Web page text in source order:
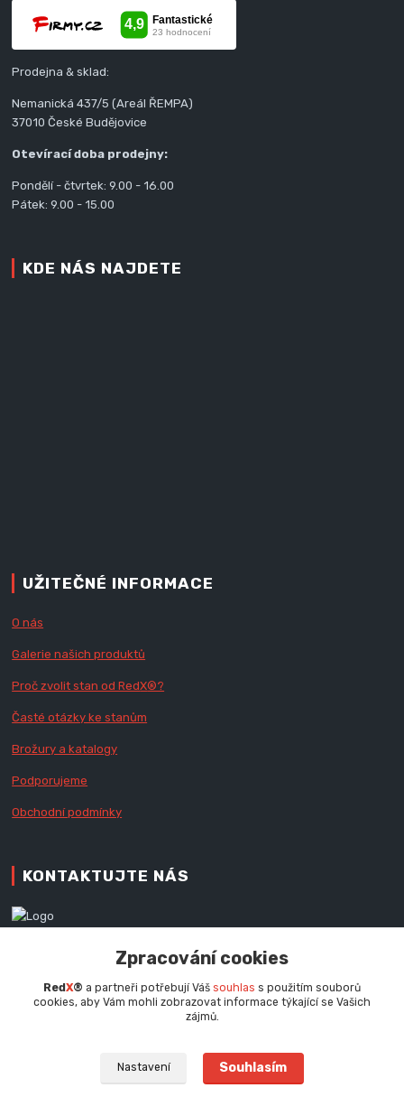
Prodejna & sklad:
Nemanická 437/5 (Areál ŘEMPA)
37010 České Budějovice
Otevírací doba prodejny:
Pondělí - čtvrtek: 9.00 - 16.00
Pátek: 9.00 - 15.00
KDE NÁS NAJDETE
UŽITEČNÉ INFORMACE
O nás
Galerie našich produktů
Proč zvolit stan od RedX®?
Časté otázky ke stanům
Brožury a katalogy
Podporujeme
Obchodní podmínky
KONTAKTUJTE NÁS
+420 777 979 111
info@redx.cz
Zpracování cookies
Red X® a partneři potřebují Váš souhlas s použitím souborů
cookies, aby Vám mohli zobrazovat informace týkající se Vašich
zájmů.
Nastavení Souhlasím